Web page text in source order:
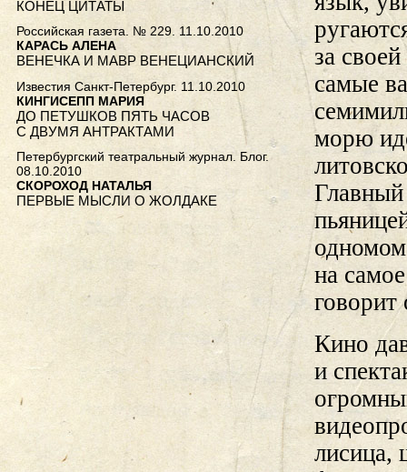
за
самые
морю
Главный
на
говорит
Кино
и
лисица,
КОНЕЦ ЦИТАТЫ
Российская газета. № 229. 11.10.2010
КАРАСЬ АЛЕНА
ВЕНЕЧКА И МАВР ВЕНЕЦИАНСКИЙ
Известия Санкт-Петербург. 11.10.2010
КИНГИСЕПП МАРИЯ
ДО ПЕТУШКОВ ПЯТЬ ЧАСОВ
С ДВУМЯ АНТРАКТАМИ
Петербургский театральный журнал. Блог.
08.10.2010
СКОРОХОД НАТАЛЬЯ
ПЕРВЫЕ МЫСЛИ О ЖОЛДАКЕ